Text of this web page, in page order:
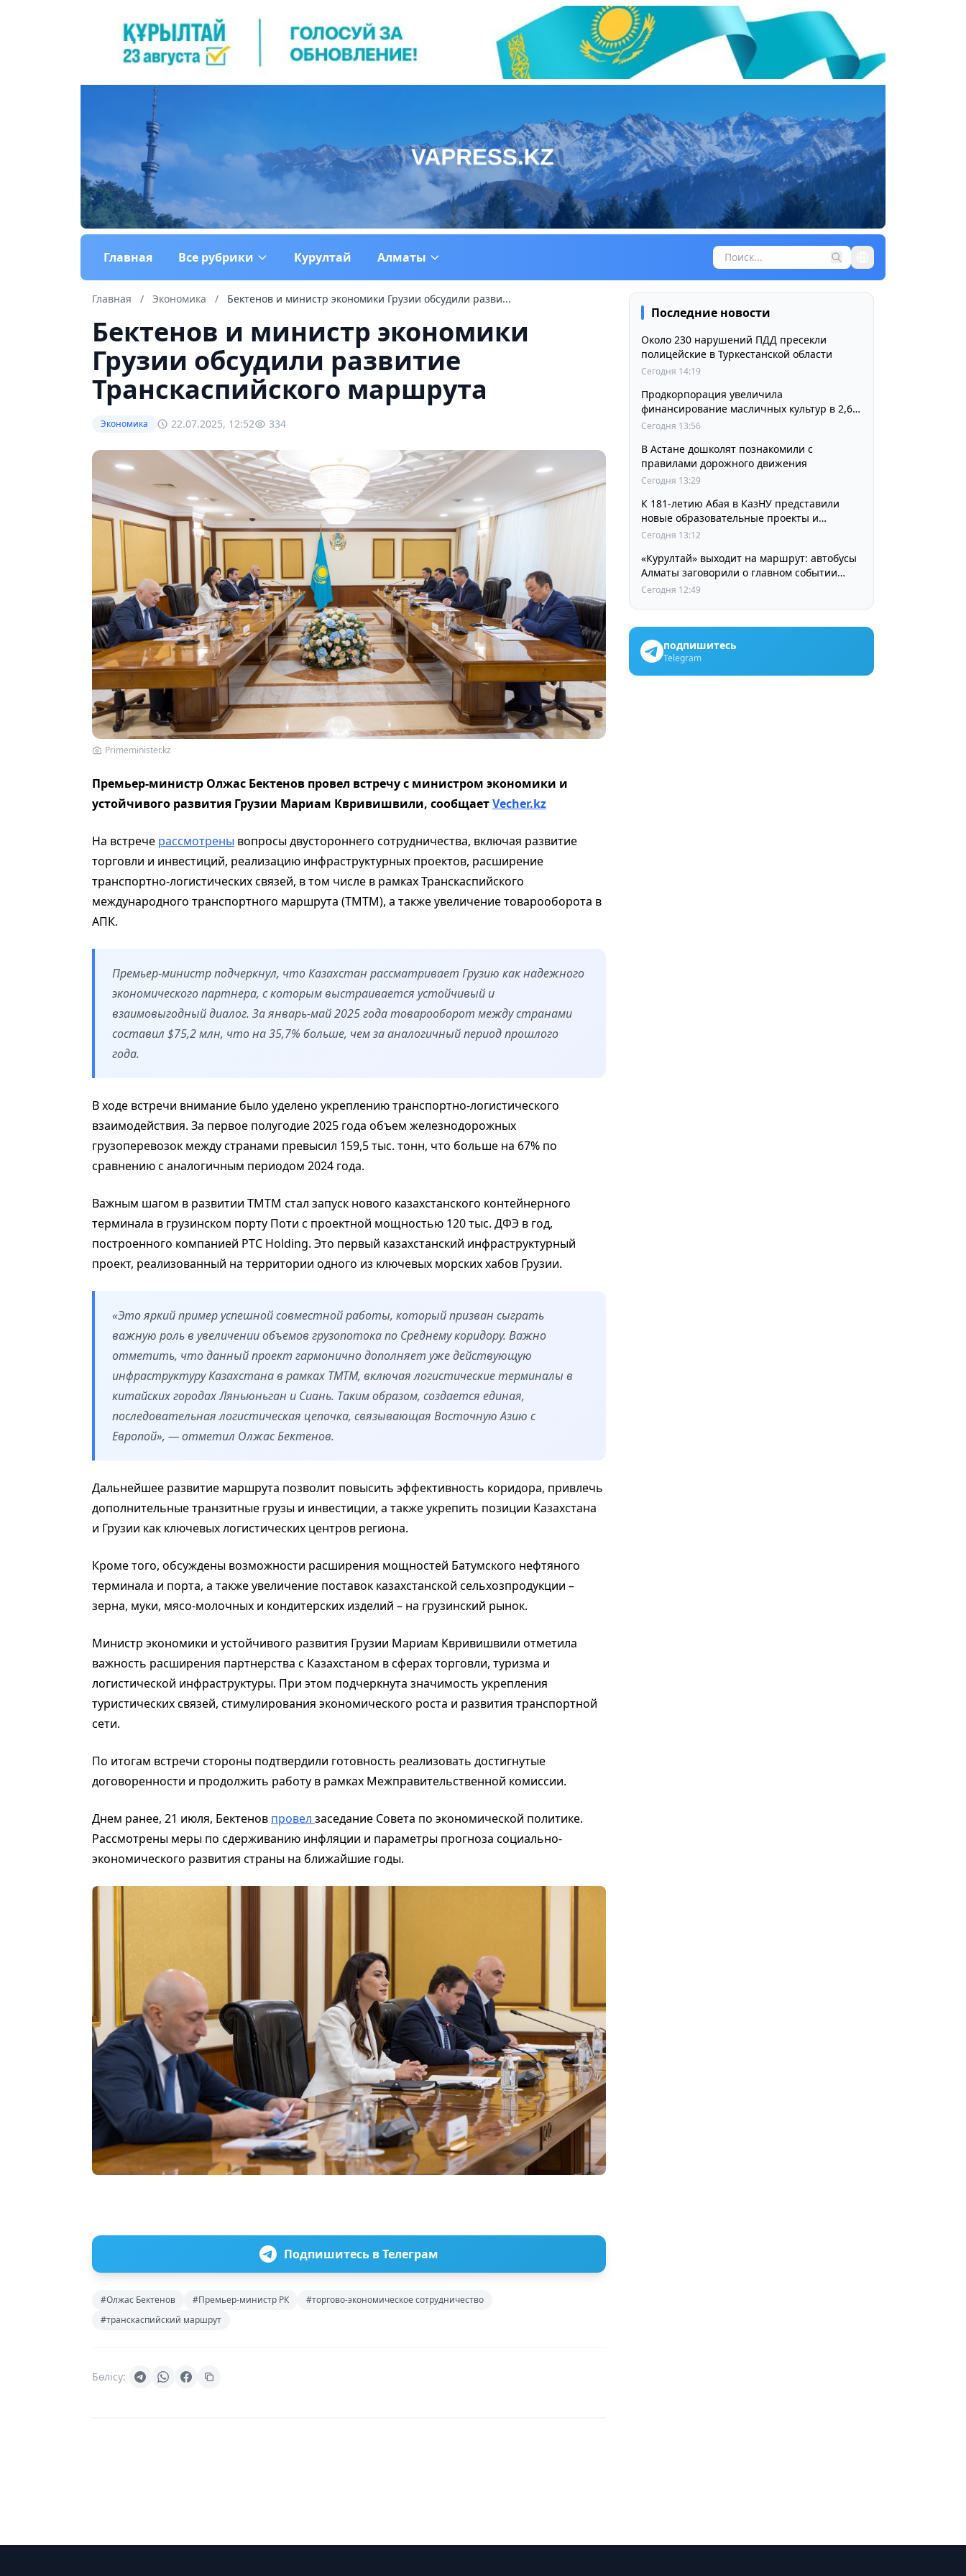
Главная Все рубрики Курултай Алматы
Главная / Экономика / Бектенов и министр экономики Грузии обсудили разви...
Бектенов и министр экономики
Грузии обсудили развитие
Транскаспийского маршрута
Экономика 22.07.2025, 12:52 334
Primeminister.kz
Премьер-министр Олжас Бектенов провел встречу с министром экономики и
устойчивого развития Грузии Мариам Квривишвили, сообщаетVecher.kz
На встрече рассмотрены вопросы двустороннего сотрудничества, включая развитие
торговли и инвестиций, реализацию инфраструктурных проектов, расширение
транспортно-логистических связей, в том числе в рамках Транскаспийского
международного транспортного маршрута (ТМТМ), а также увеличение товарооборота в
АПК.
Премьер-министр подчеркнул, что Казахстан рассматривает Грузию как надежного
экономического партнера, с которым выстраивается устойчивый и
взаимовыгодный диалог. За январь-май 2025 года товарооборот между странами
составил $75,2 млн, что на 35,7% больше, чем за аналогичный период прошлого
года.
В ходе встречи внимание было уделено укреплению транспортно-логистического
взаимодействия. За первое полугодие 2025 года объем железнодорожных
грузоперевозок между странами превысил 159,5 тыс. тонн, что больше на 67% по
сравнению с аналогичным периодом 2024 года.
Важным шагом в развитии ТМТМ стал запуск нового казахстанского контейнерного
терминала в грузинском порту Поти с проектной мощностью 120 тыс. ДФЭ в год,
построенного компанией PTC Holding. Это первый казахстанский инфраструктурный
проект, реализованный на территории одного из ключевых морских хабов Грузии.
«Это яркий пример успешной совместной работы, который призван сыграть
важную роль в увеличении объемов грузопотока по Среднему коридору. Важно
отметить, что данный проект гармонично дополняет уже действующую
инфраструктуру Казахстана в рамках ТМТМ, включая логистические терминалы в
китайских городах Ляньюньган и Сиань. Таким образом, создается единая,
последовательная логистическая цепочка, связывающая Восточную Азию с
Европой», — отметил Олжас Бектенов.
Дальнейшее развитие маршрута позволит повысить эффективность коридора, привлечь
дополнительные транзитные грузы и инвестиции, а также укрепить позиции Казахстана
и Грузии как ключевых логистических центров региона.
Кроме того, обсуждены возможности расширения мощностей Батумского нефтяного
терминала и порта, а также увеличение поставок казахстанской сельхозпродукции –
зерна, муки, мясо-молочных и кондитерских изделий – на грузинский рынок.
Министр экономики и устойчивого развития Грузии Мариам Квривишвили отметила
важность расширения партнерства с Казахстаном в сферах торговли, туризма и
логистической инфраструктуры. При этом подчеркнута значимость укрепления
туристических связей, стимулирования экономического роста и развития транспортной
сети.
По итогам встречи стороны подтвердили готовность реализовать достигнутые
договоренности и продолжить работу в рамках Межправительственной комиссии.
Днем ранее, 21 июля, Бектенов провел заседание Совета по экономической политике.
Рассмотрены меры по сдерживанию инфляции и параметры прогноза социально-
экономического развития страны на ближайшие годы.
Подпишитесь в Телеграм
#Олжас Бектенов #Премьер-министр РК
#торгово-экономическое сотрудничество
#транскаспийский маршрут
Бөлісу:
Последние новости
Около 230 нарушений ПДД пресекли
полицейские в Туркестанской области
Сегодня 14:19
Продкорпорация увеличила
финансирование масличных культур в 2,6
раза
Сегодня 13:56
В Астане дошколят познакомили с
правилами дорожного движения
Сегодня 13:29
К 181-летию Абая в КазНУ представили
новые образовательные проекты и
разработки в области абаеведения
Сегодня 13:12
«Курултай» выходит на маршрут: автобусы
Алматы заговорили о главном событии
августа
Сегодня 12:49
подпишитесь
Telegram